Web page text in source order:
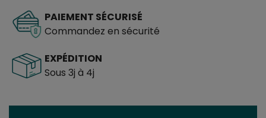
PAIEMENT SÉCURISÉ
Commandez en sécurité
EXPÉDITION
Sous 3j à 4j